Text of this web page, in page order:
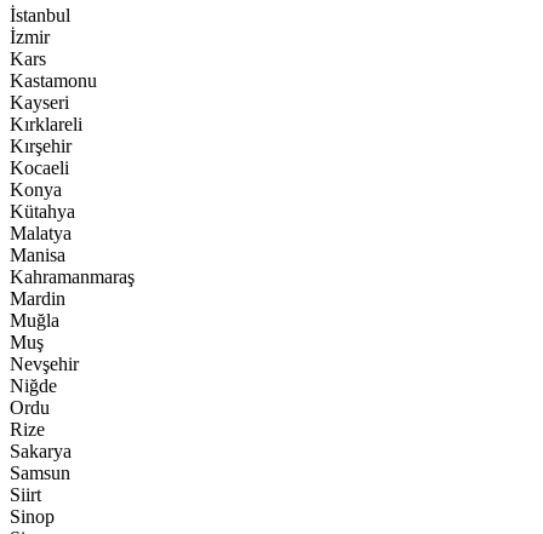
İstanbul
İzmir
Kars
Kastamonu
Kayseri
Kırklareli
Kırşehir
Kocaeli
Konya
Kütahya
Malatya
Manisa
Kahramanmaraş
Mardin
Muğla
Muş
Nevşehir
Niğde
Ordu
Rize
Sakarya
Samsun
Siirt
Sinop